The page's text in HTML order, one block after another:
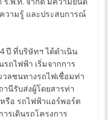
วามรู้ และประสบการณ์
ปี ที่บริษัทฯ ได้ดำเนิน
รถไฟฟ้า เริ่มจากการ
ลชนทางรถไฟเชื่อมท่า
นีรับส่งผู้โดยสารท่า
รือ รถไฟฟ้าแอร์พอร์ต
รเดินรถโครงการ